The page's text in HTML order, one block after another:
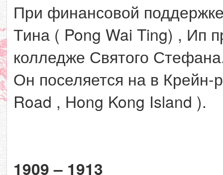
При финансовой
Тина ( Pong Wai Ting) , Ип
колледже Святого
Он поселяется на в Крейн-
Road , Hong Kong Island ).
1909 – 1913